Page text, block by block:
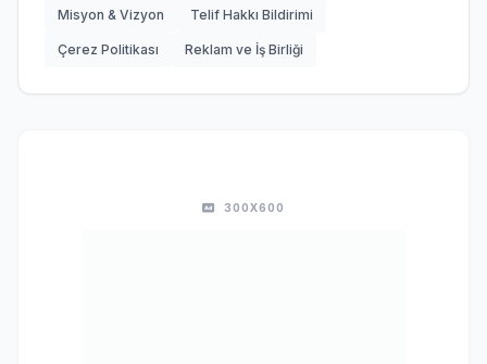
Misyon & Vizyon Telif Hakkı Bildirimi
Çerez Politikası Reklam ve İş Birliği
300X600